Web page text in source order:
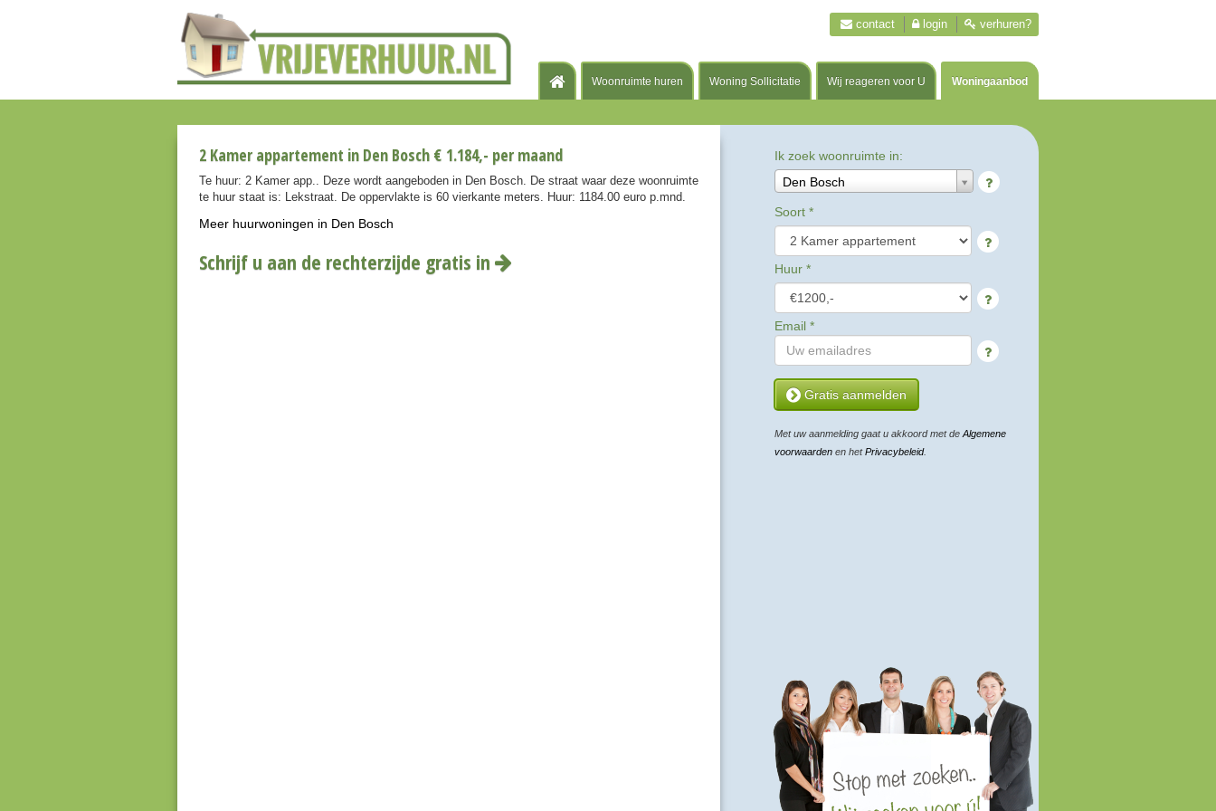
Woonruimte huren Woning Sollicitatie Wij reageren voor U Woningaanbod
contact login verhuren?
2 Kamer appartement in Den Bosch € 1.184,- per maand
Te huur: 2 Kamer app.. Deze wordt aangeboden in Den Bosch. De straat waar deze woonruimte
te huur staat is: Lekstraat. De oppervlakte is 60 vierkante meters. Huur: 1184.00 euro p.mnd.
Meer huurwoningen in Den Bosch
Schrijf u aan de rechterzijde gratis in
Ik zoek woonruimte in:
Den Bosch
Soort *
Huur *
Email *
Gratis aanmelden
Met uw aanmelding gaat u akkoord met de Algemene
voorwaarden en hetPrivacybeleid.